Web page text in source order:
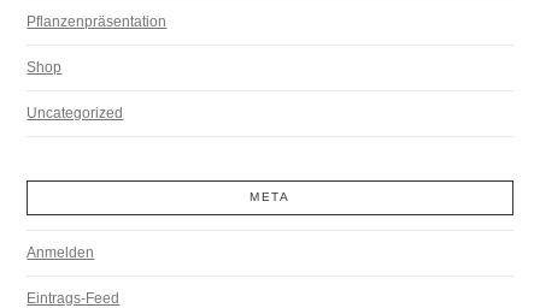
Pflanzenpräsentation
Shop
Uncategorized
META
Anmelden
Eintrags-Feed